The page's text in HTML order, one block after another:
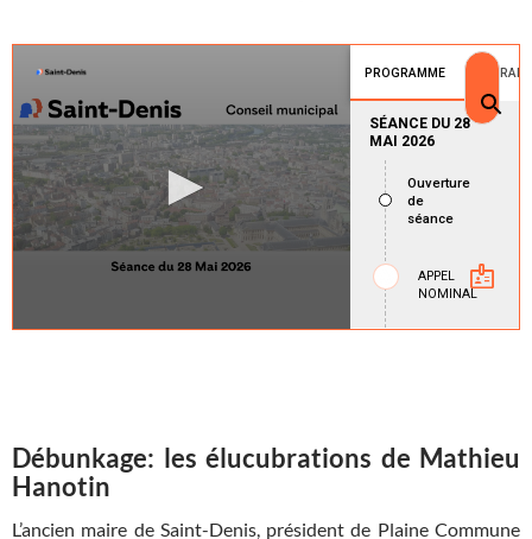
Débunkage: les élucubrations de Mathieu
Hanotin
L’ancien maire de Saint-Denis, président de Plaine Commune